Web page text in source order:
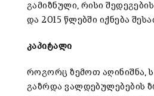
გამიზნული, რისი
და 2015 წლებში იქნება
კაპიტალი
როგორც ზემოთ აღინიშნა,
გაზრდა ვალდებულებების